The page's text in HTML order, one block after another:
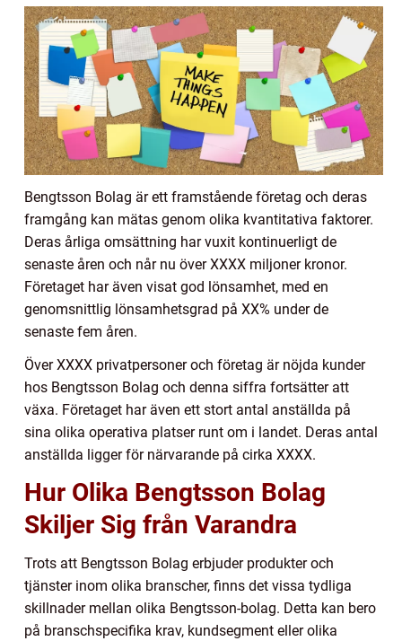
Bengtsson Bolag är ett framstående företag och deras
framgång kan mätas genom olika kvantitativa faktorer.
Deras årliga omsättning har vuxit kontinuerligt de
senaste åren och når nu över XXXX miljoner kronor.
Företaget har även visat god lönsamhet, med en
genomsnittlig lönsamhetsgrad på XX% under de
senaste fem åren.
Över XXXX privatpersoner och företag är nöjda kunder
hos Bengtsson Bolag och denna siffra fortsätter att
växa. Företaget har även ett stort antal anställda på
sina olika operativa platser runt om i landet. Deras antal
anställda ligger för närvarande på cirka XXXX.
Hur Olika Bengtsson Bolag
Skiljer Sig från Varandra
Trots att Bengtsson Bolag erbjuder produkter och
tjänster inom olika branscher, finns det vissa tydliga
skillnader mellan olika Bengtsson-bolag. Detta kan bero
på branschspecifika krav, kundsegment eller olika